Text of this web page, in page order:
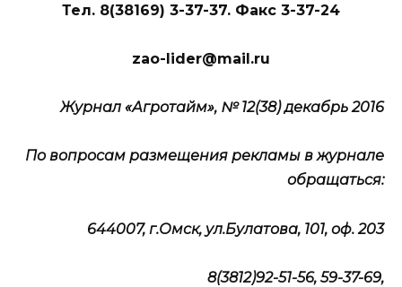
Тел. 8(38169) 3-37-37. Факс 3-37-24
zao-lider@mail.ru
Журнал «Агротайм», № 12(38)декабрь2016
По вопросам размещения рекламы в журнале
обращаться:
644007, г.Омск, ул.Булатова, 101, оф. 203
8(3812)92-51-56, 59-37-69,